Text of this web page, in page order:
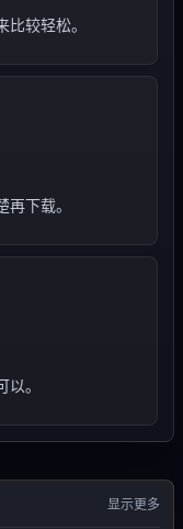
较轻松。
下载。
。
显示更多